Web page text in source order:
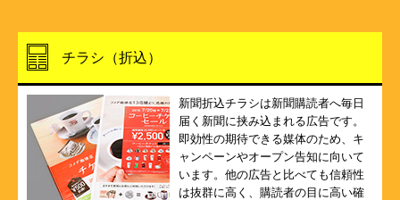
チラシ（折込）
新聞折込チラシは新聞購読者へ毎日
届く新聞に挟み込まれる広告です。
即効性の期待できる媒体のため、キ
ャンペーンやオープン告知に向いて
います。他の広告と比べても信頼性
は抜群に高く、購読者の目に高い確